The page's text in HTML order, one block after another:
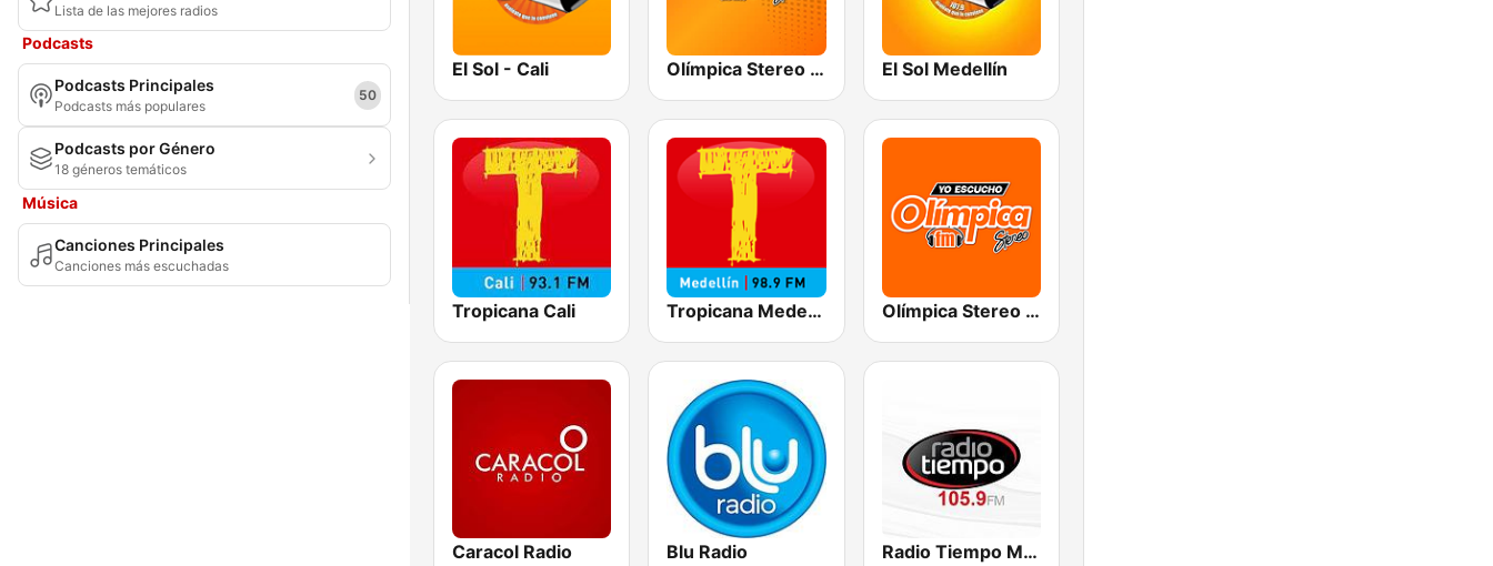
Lista de las mejores radios
Podcasts
Podcasts Principales
Podcasts más populares
50
Podcasts por Género
18 géneros temáticos
Música
Canciones Principales
Canciones más escuchadas
El Sol - Cali Olímpica Stereo - Medellín 104.9 FM El Sol Medellín
Tropicana Cali Tropicana Medellín Olímpica Stereo Cali 104.5 FM
Caracol Radio Blu Radio Radio Tiempo Medellín